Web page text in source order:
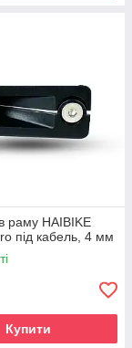
раму HAIBIKE
під кабель, 4 мм
Купити